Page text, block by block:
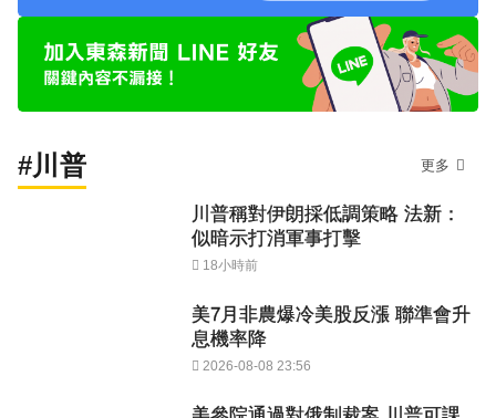
#川普 更多
川普稱對伊朗採低調策略 法新：
似暗示打消軍事打擊
18小時前
美7月非農爆冷美股反漲 聯準會升
息機率降
2026-08-08 23:56